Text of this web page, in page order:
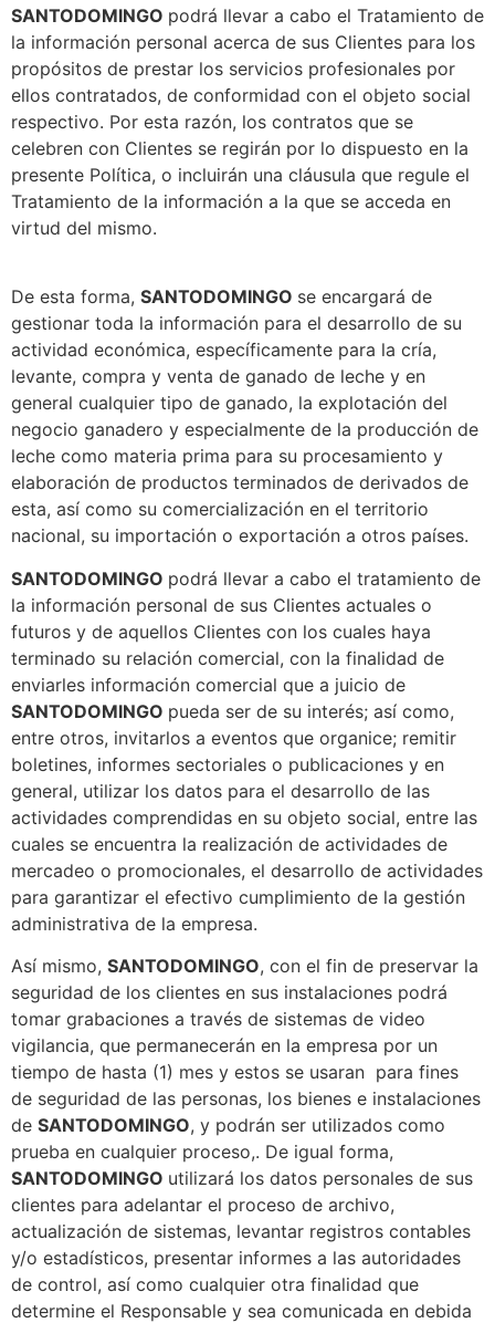
SANTODOMINGO podrá llevar a cabo el Tratamiento de
la información personal acerca de sus Clientes para los
propósitos de prestar los servicios profesionales por
ellos contratados, de conformidad con el objeto social
respectivo. Por esta razón, los contratos que se
celebren con Clientes se regirán por lo dispuesto en la
presente Política, o incluirán una cláusula que regule el
Tratamiento de la información a la que se acceda en
virtud del mismo.
De esta forma, SANTODOMINGO se encargará de
gestionar toda la información para el desarrollo de su
actividad económica, específicamente para la cría,
levante, compra y venta de ganado de leche y en
general cualquier tipo de ganado, la explotación del
negocio ganadero y especialmente de la producción de
leche como materia prima para su procesamiento y
elaboración de productos terminados de derivados de
esta, así como su comercialización en el territorio
nacional, su importación o exportación a otros países.
SANTODOMINGO podrá llevar a cabo el tratamiento de
la información personal de sus Clientes actuales o
futuros y de aquellos Clientes con los cuales haya
terminado su relación comercial, con la finalidad de
enviarles información comercial que a juicio de
SANTODOMINGO pueda ser de su interés; así como,
entre otros, invitarlos a eventos que organice; remitir
boletines, informes sectoriales o publicaciones y en
general, utilizar los datos para el desarrollo de las
actividades comprendidas en su objeto social, entre las
cuales se encuentra la realización de actividades de
mercadeo o promocionales, el desarrollo de actividades
para garantizar el efectivo cumplimiento de la gestión
administrativa de la empresa.
Así mismo, SANTODOMINGO, con el fin de preservar la
seguridad de los clientes en sus instalaciones podrá
tomar grabaciones a través de sistemas de video
vigilancia, que permanecerán en la empresa por un
tiempo de hasta (1) mes y estos se usaran para fines
de seguridad de las personas, los bienes e instalaciones
de SANTODOMINGO, y podrán ser utilizados como
prueba en cualquier proceso,. De igual forma,
SANTODOMINGO utilizará los datos personales de sus
clientes para adelantar el proceso de archivo,
actualización de sistemas, levantar registros contables
y/o estadísticos, presentar informes a las autoridades
de control, así como cualquier otra finalidad que
determine el Responsable y sea comunicada en debida